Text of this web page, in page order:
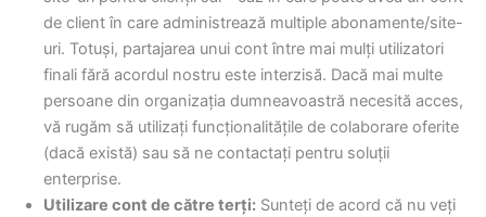
de client în care administrează multiple abonamente/site-
uri. Totuși, partajarea unui cont între mai mulți utilizatori
finali fără acordul nostru este interzisă. Dacă mai multe
persoane din organizația dumneavoastră necesită acces,
vă rugăm să utilizați funcționalitățile de colaborare oferite
(dacă există) sau să ne contactați pentru soluții
enterprise.
Utilizare cont de către terți: Sunteți de acord că nu veți